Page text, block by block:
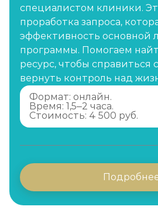
специалистом клиники.
проработка запроса,
эффективность основной
программы. Помогаем
ресурс, чтобы справиться
вернуть контроль над
Формат: онлайн.
Время: 1,5–2 часа.
Стоимость: 4 500 руб.